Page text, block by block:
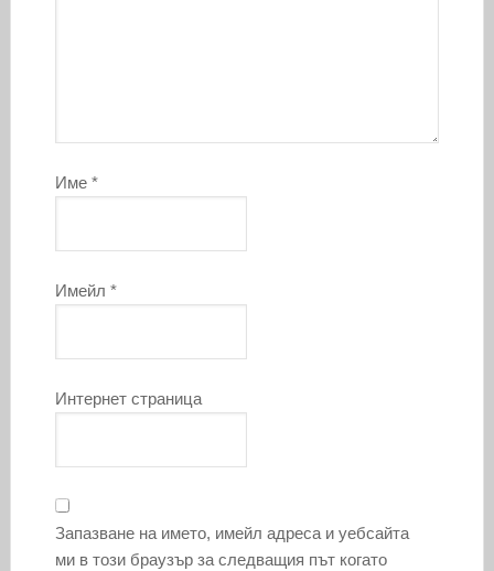
Име *
Имейл *
Интернет страница
Запазване на името, имейл адреса и уебсайта
ми в този браузър за следващия път когато